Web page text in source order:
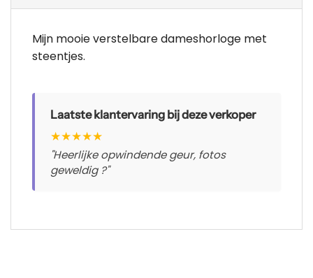
Mijn mooie verstelbare dameshorloge met
steentjes.
Laatste klantervaring bij deze verkoper
★★★★★
"Heerlijke opwindende geur, fotos
geweldig ?"